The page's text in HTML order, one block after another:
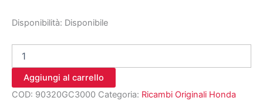
Disponibilità: Disponibile
molla
5mm
quantità
Aggiungi al carrello
COD: 90320GC3000 Categoria: Ricambi Originali Honda